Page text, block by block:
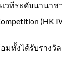
วทีระดับนานาช
(HK
มทั้งได้รับรางวัล